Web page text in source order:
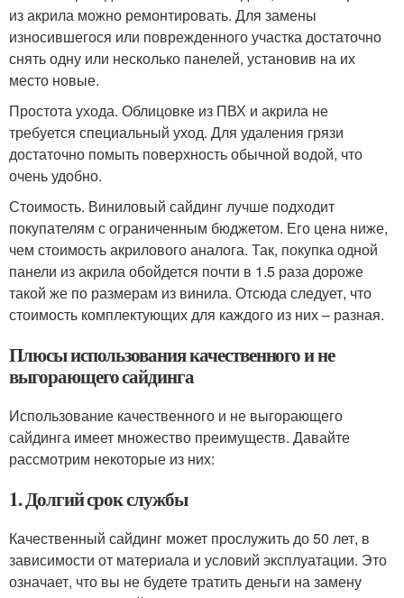
из акрила можно ремонтировать. Для замены
износившегося или поврежденного участка достаточно
снять одну или несколько панелей, установив на их
место новые.
Простота ухода. Облицовке из ПВХ и акрила не
требуется специальный уход. Для удаления грязи
достаточно помыть поверхность обычной водой, что
очень удобно.
Стоимость. Виниловый сайдинг лучше подходит
покупателям с ограниченным бюджетом. Его цена ниже,
чем стоимость акрилового аналога. Так, покупка одной
панели из акрила обойдется почти в 1.5 раза дороже
такой же по размерам из винила. Отсюда следует, что
стоимость комплектующих для каждого из них – разная.
Плюсы использования качественного и не
выгорающего сайдинга
Использование качественного и не выгорающего
сайдинга имеет множество преимуществ. Давайте
рассмотрим некоторые из них:
1. Долгий срок службы
Качественный сайдинг может прослужить до 50 лет, в
зависимости от материала и условий эксплуатации. Это
означает, что вы не будете тратить деньги на замену